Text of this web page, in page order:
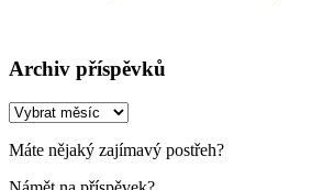
Archiv příspěvků
Archiv
Máte nějaký zajímavý postřeh?